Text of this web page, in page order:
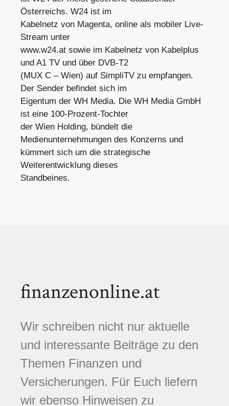
Österreichs. W24 ist im
Kabelnetz von Magenta, online als mobiler Live-
Stream unter
www.w24.at sowie im Kabelnetz von Kabelplus
und A1 TV und über DVB-T2
(MUX C – Wien) auf SimpliTV zu empfangen.
Der Sender befindet sich im
Eigentum der WH Media. Die WH Media GmbH
ist eine 100-Prozent-Tochter
der Wien Holding, bündelt die
Medienunternehmungen des Konzerns und
kümmert sich um die strategische
Weiterentwicklung dieses
Standbeines.
finanzenonline.at
Wir schreiben nicht nur aktuelle
und interessante Beiträge zu den
Themen Finanzen und
Versicherungen. Für Euch liefern
wir ebenso Hinweisen zu